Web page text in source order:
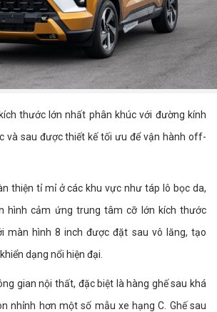
thước lớn nhất phân khúc với đường kính
và sau được thiết kế tối ưu để vận hành off-
thiện tỉ mỉ ở các khu vực như táp lô bọc da,
hình cảm ứng trung tâm cỡ lớn kích thước
màn hình 8 inch được đặt sau vô lăng, tạo
dạng nổi hiện đại.
gian nội thất, đặc biệt là hàng ghế sau khá
nhỉnh hơn một số mẫu xe hạng C. Ghế sau